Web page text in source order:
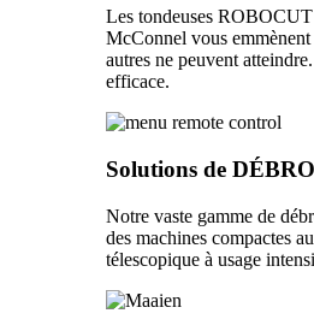
Les tondeuses ROBOCUT
McConnel vous
autres ne peuvent
efficace.
Solutions de
Notre vaste gamme de
des machines compactes
télescopique à usage